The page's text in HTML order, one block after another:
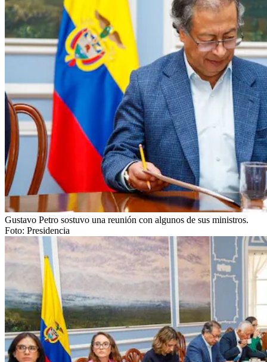
Gustavo Petro sostuvo una reunión con algunos de sus ministros.
Foto: Presidencia